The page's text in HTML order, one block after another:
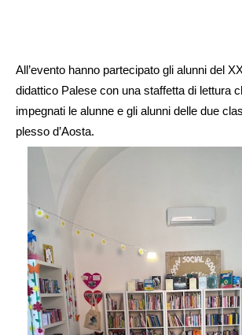
All’evento hanno partecipato gli alunni del
didattico Palese con una staffetta di lettura
impegnati le alunne e gli alunni delle due
plesso d’Aosta.